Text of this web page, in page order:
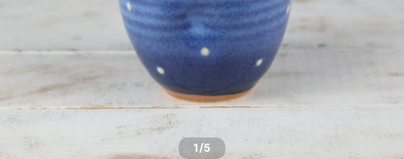
1/5